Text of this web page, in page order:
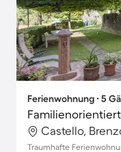
Ferienwohnung ∙ 5
Castello,
Traumhafte